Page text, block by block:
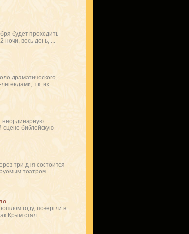
будет проходить
ночи, весь день, ...
драматического
т.к. их
неординарную
сцене библейскую
три дня состоится
театром
году, повергли в
Крым стал